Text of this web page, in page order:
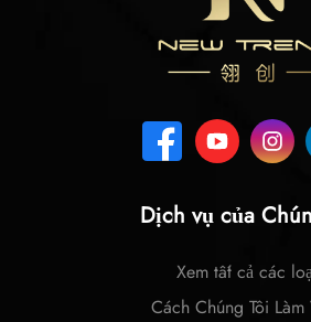
Dịch vụ của
Xem tất cả các
Cách Chúng Tôi Làm